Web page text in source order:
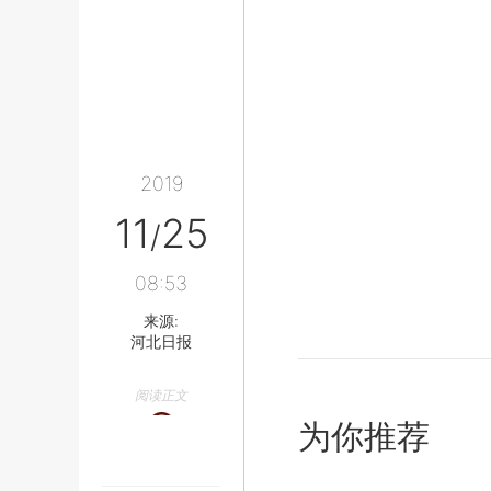
2019
11/25
08:53
来源:
河北日报
阅读正文
为你推荐